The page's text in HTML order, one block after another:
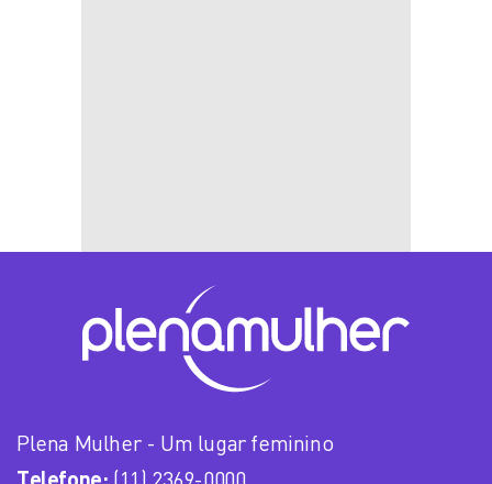
Plena Mulher - Um lugar feminino
Telefone: